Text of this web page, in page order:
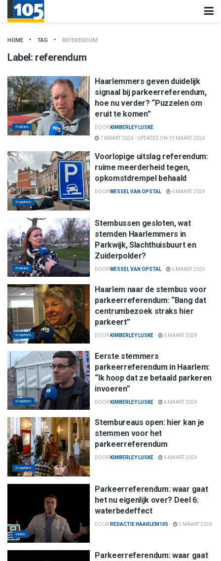
HOME TAG REFERENDUM
Label: referendum
Politiek
Haarlemmers geven duidelijk
signaal bij parkeerreferendum,
hoe nu verder? “Puzzelen om
eruit te komen”
DOOR KIMBERLEY LUSKE
7 MAART 2024 - UPDATED ON 13 MAART 2024
Haarlem
Voorlopige uitslag referendum:
ruime meerderheid tegen,
opkomstdrempel behaald
DOORWESSEL VAN OPSTAL 6 MAART 2024
Politiek
Stembussen gesloten, wat
stemden Haarlemmers in
Parkwijk, Slachthuisbuurt en
Zuiderpolder?
DOORWESSEL VAN OPSTAL 6 MAART 2024
Haarlem
Haarlem naar de stembus voor
parkeerreferendum: “Bang dat
centrumbezoek straks hier
parkeert”
DOOR KIMBERLEY LUSKE 6 MAART 2024
Haarlem
Eerste stemmers
parkeerreferendum in Haarlem:
“Ik hoop dat ze betaald parkeren
invoeren”
DOOR KIMBERLEY LUSKE 6 MAART 2024
Haarlem
Stembureaus open: hier kan je
stemmen voor het
parkeerreferendum
DOOR KIMBERLEY LUSKE 6 MAART 2024
Video
Parkeerreferendum: waar gaat
het nu eigenlijk over? Deel 6:
waterbedeffect
DOOR REDACTIE HAARLEM105 5 MAART 2024
Parkeerreferendum: waar gaat